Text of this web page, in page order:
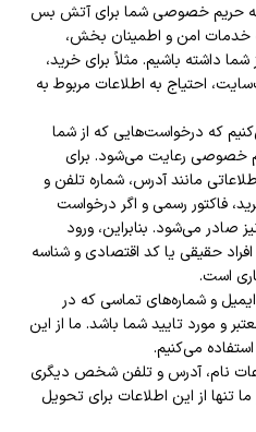
به حریم خصوصی شما برای آتش بس
خدمات امن و اطمینان بخش،
داشته باشیم. مثلاً برای خرید،
احتیاج به اطلاعات مربوط به
که درخواست‌هایی که از شما
خصوصی رعایت می‌شود. برای
مانند آدرس، شماره تلفن و
فاکتور رسمی و اگر درخواست
صادر می‌شود. بنابراین، ورود
حقیقی یا کد اقتصادی و شناسه
است.
و شماره‌های تماسی که در
و مورد تایید شما باشد. ما از این
می‌کنیم.
نام، آدرس و تلفن شخص دیگری
تنها از این اطلاعات برای تحویل